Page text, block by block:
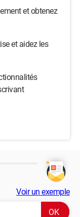
et obtenez
et aidez les
Voir un exemple